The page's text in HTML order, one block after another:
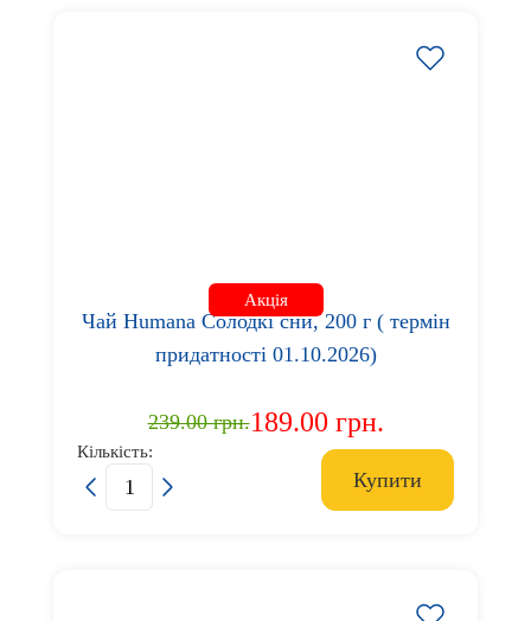
Акція
Чай Humana Солодкі сни, 200 г ( термін
придатності 01.10.2026)
239.00 грн.189.00 грн.
Кількість:
Купити